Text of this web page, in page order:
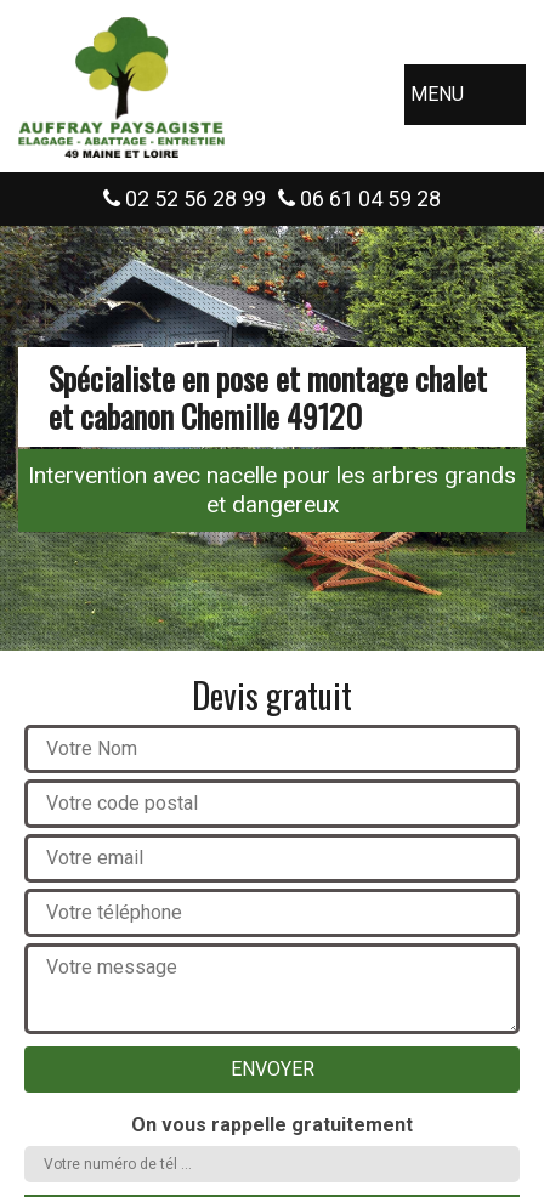
MENU
02 52 56 28 99 06 61 04 59 28
Spécialiste en pose et montage chalet
et cabanon Chemille 49120
Intervention avec nacelle pour les arbres grands
et dangereux
Devis gratuit
On vous rappelle gratuitement